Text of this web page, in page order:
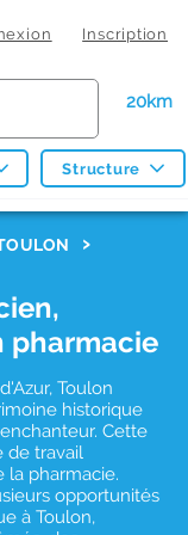
Inscription
20km
Structure
pharmacie
Toulon
historique
Cette
de travail
la pharmacie.
opportunités
à Toulon,